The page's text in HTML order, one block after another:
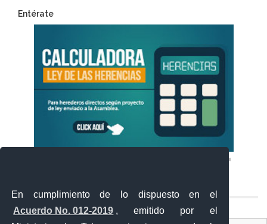
En cumplimiento de lo dispuesto en el
Acuerdo No. 012-2019 , emitido por el
Entérate